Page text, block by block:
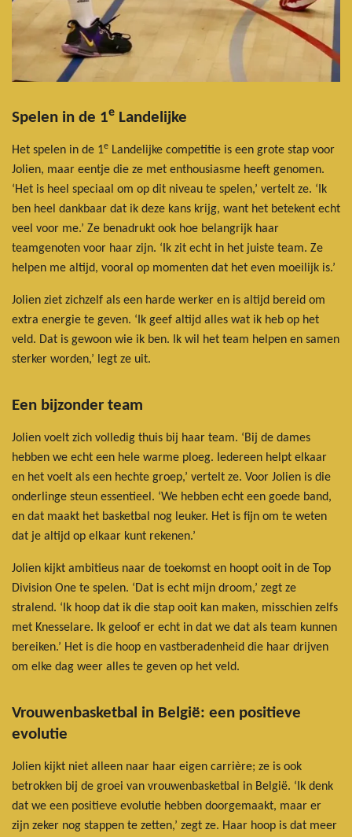
Spelen in de 1e Landelijke
Het spelen in de 1e Landelijke competitie is een grote stap voor
Jolien, maar eentje die ze met enthousiasme heeft genomen.
‘Het is heel speciaal om op dit niveau te spelen,’ vertelt ze. ‘Ik
ben heel dankbaar dat ik deze kans krijg, want het betekent echt
veel voor me.’ Ze benadrukt ook hoe belangrijk haar
teamgenoten voor haar zijn. ‘Ik zit echt in het juiste team. Ze
helpen me altijd, vooral op momenten dat het even moeilijk is.’
Jolien ziet zichzelf als een harde werker en is altijd bereid om
extra energie te geven. ‘Ik geef altijd alles wat ik heb op het
veld. Dat is gewoon wie ik ben. Ik wil het team helpen en samen
sterker worden,’ legt ze uit.
Een bijzonder team
Jolien voelt zich volledig thuis bij haar team. ‘Bij de dames
hebben we echt een hele warme ploeg. Iedereen helpt elkaar
en het voelt als een hechte groep,’ vertelt ze. Voor Jolien is die
onderlinge steun essentieel. ‘We hebben echt een goede band,
en dat maakt het basketbal nog leuker. Het is fijn om te weten
dat je altijd op elkaar kunt rekenen.’
Jolien kijkt ambitieus naar de toekomst en hoopt ooit in de Top
Division One te spelen. ‘Dat is echt mijn droom,’ zegt ze
stralend. ‘Ik hoop dat ik die stap ooit kan maken, misschien zelfs
met Knesselare. Ik geloof er echt in dat we dat als team kunnen
bereiken.’ Het is die hoop en vastberadenheid die haar drijven
om elke dag weer alles te geven op het veld.
Vrouwenbasketbal in België: een positieve
evolutie
Jolien kijkt niet alleen naar haar eigen carrière; ze is ook
betrokken bij de groei van vrouwenbasketbal in België. ‘Ik denk
dat we een positieve evolutie hebben doorgemaakt, maar er
zijn zeker nog stappen te zetten,’ zegt ze. Haar hoop is dat meer